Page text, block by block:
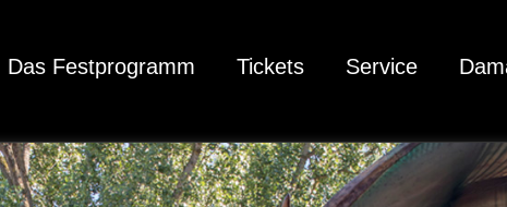
Das Festprogramm Tickets Service